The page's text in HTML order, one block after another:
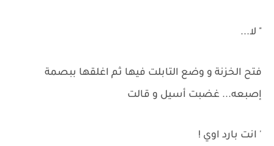
" لا...
فتح الخزنة و وضع التابلت فيها ثم اغلقها ببصمة
إصبعه... غضبت أسيل و قالت
' انت بارد اوي !